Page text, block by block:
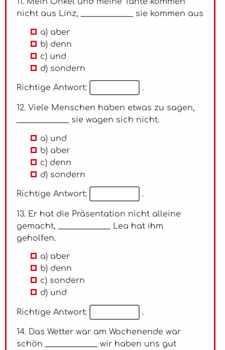
nicht aus Linz, _____________ sie kommen aus
a) aber
b) denn
c) und
d) sondern
Richtige Antwort: .
12. Viele Menschen haben etwas zu sagen,
_____________ sie wagen sich nicht.
a) und
b) aber
c) denn
d) sondern
Richtige Antwort: .
13. Er hat die Präsentation nicht alleine
gemacht, _____________ Lea hat ihm
geholfen.
a) aber
b) denn
c) sondern
d) und
Richtige Antwort: .
14. Das Wetter war am Wochenende war
schön _____________ wir haben uns gut